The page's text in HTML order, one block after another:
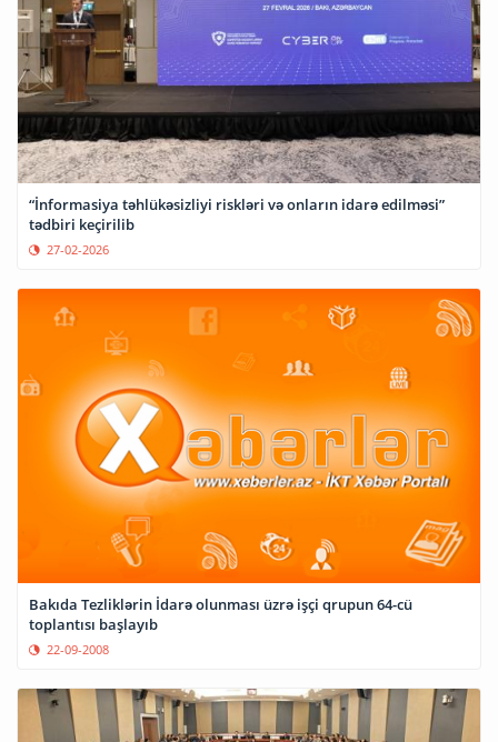
“İnformasiya təhlükəsizliyi riskləri və onların idarə edilməsi”
tədbiri keçirilib
27-02-2026
Bakıda Tezliklərin İdarə olunması üzrə işçi qrupun 64-cü
toplantısı başlayıb
22-09-2008